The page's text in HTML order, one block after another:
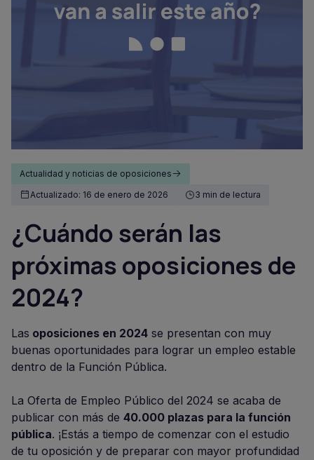
Actualidad y noticias de oposiciones
Actualizado: 16 de enero de 2026
3 min de lectura
¿Cuándo serán las
próximas oposiciones de
2024?
Las oposiciones en 2024 se presentan con muy
buenas oportunidades para lograr un empleo estable
dentro de la Función Pública.
La Oferta de Empleo Público del 2024 se acaba de
publicar con más de 40.000 plazas para la función
pública. ¡Estás a tiempo de comenzar con el estudio
de tu oposición y de preparar con mayor profundidad